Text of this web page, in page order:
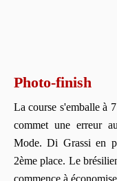
Photo-finish
La course s'emballe à
commet une erreur
Mode. Di Grassi en
2ème place. Le
commence à